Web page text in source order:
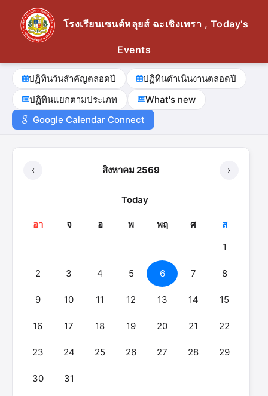
โรงเรียนเซนต์หลุยส์ ฉะเชิงเทรา , Today's
Events
ปฏิทินวันสำคัญตลอดปี
ปฏิทินดำเนินงานตลอดปี
ปฏิทินแยกตามประเภท
What's new
Google Calendar Connect
‹ สิงหาคม 2569 ›
Today
อา จ อ พ พฤ ศ
ส
1
2 3 4 5 6 7 8
9 10 11 12 13 14 15
16 17 18 19 20 21 22
23 24 25 26 27 28 29
30 31